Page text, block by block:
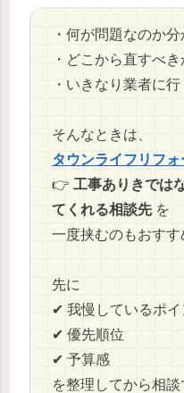
・何が問題なのか
・どこから直すべ
・いきなり業者に行
そんなときは、
タウンライフリフォ
👉 工事ありきでは
てくれる相談先を
一度挟むのもおすす
先に
✔ 我慢しているポイ
✔ 優先順位
✔ 予算感
を整理してから相談